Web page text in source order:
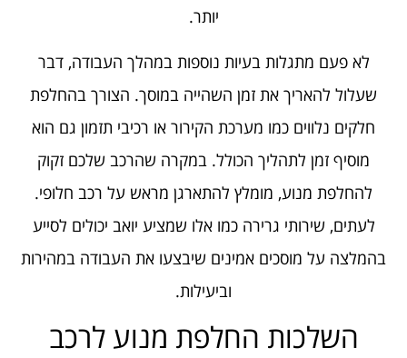
יותר.
לא פעם מתגלות בעיות נוספות במהלך העבודה, דבר
שעלול להאריך את זמן השהייה במוסך. הצורך בהחלפת
חלקים נלווים כמו מערכת הקירור או רכיבי תזמון גם הוא
מוסיף זמן לתהליך הכולל. במקרה שהרכב שלכם זקוק
להחלפת מנוע, מומלץ להתארגן מראש על רכב חלופי.
לעתים, שירותי גרירה כמו אלו שמציע יואב יכולים לסייע
בהמלצה על מוסכים אמינים שיבצעו את העבודה במהירות
וביעילות.
השלכות החלפת מנוע לרכב